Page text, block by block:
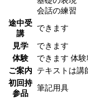
会話の練習
途中受
講
できます
見学
できます
体験
できます 体験
ご案内
テキストは講
初回持
参品
筆記用具